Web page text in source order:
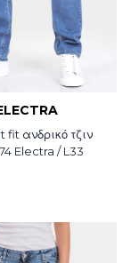
fit ανδρικό τζιν
Electra / L33